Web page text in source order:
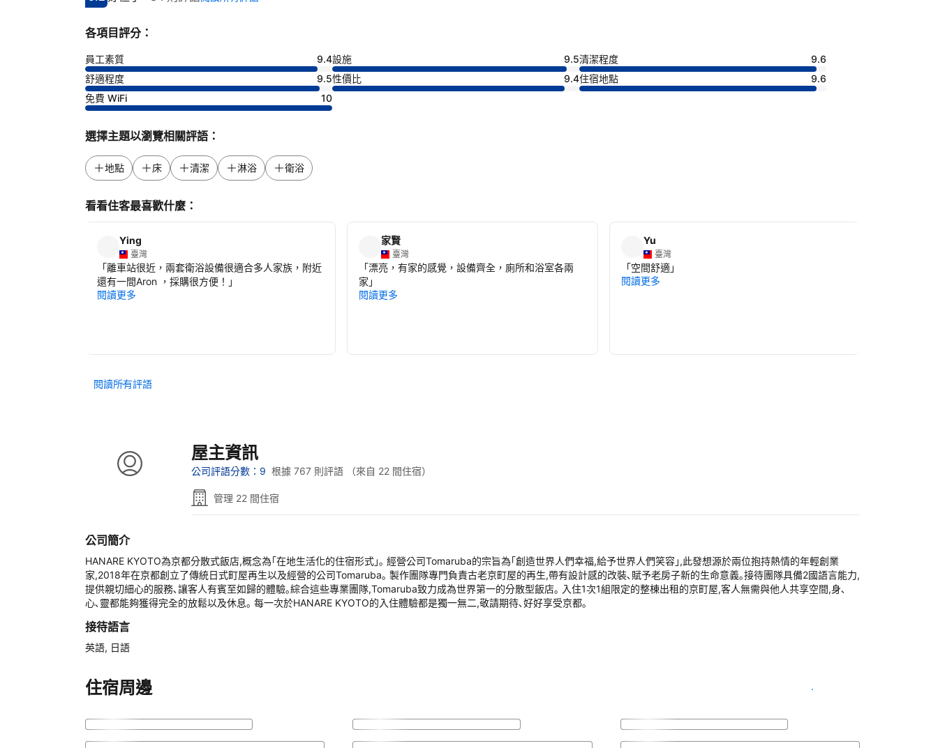
各項目評分：
員工素質 9.4設施 9.5清潔程度
9.6
舒適程度
9.5性價比 9.4住宿地點
9.6
免費 WiFi
10
選擇主題以瀏覽相關評語：
地點 床 清潔 淋浴 衛浴
看看住客最喜歡什麼：
Ying
臺灣
「離車站很近，兩套衛浴設備很適合多人家族，附近
還有一間Aron ，採購很方便！ 」
閱讀更多
家賢
臺灣
「漂亮，有家的感覺，設備齊全，廁所和浴室各兩
家 」
閱讀更多
Yu
臺灣
「空間舒適」
閱讀更多
閱讀所有評語
屋主資訊
公司評語分數：9 根據 767 則評語 （來自 22 間住宿）
管理 22 間住宿
公司簡介
HANARE KYOTO為京都分散式飯店,概念為｢在地生活化的住宿形式｣｡ 經營公司Tomaruba的宗旨為｢創造世界人們幸福,給予世界人們笑容｣,此發想源於兩位抱持熱情的年輕創業
家,2018年在京都創立了傳統日式町屋再生以及經營的公司Tomaruba｡ 製作團隊專門負責古老京町屋的再生,帶有設計感的改裝､賦予老房子新的生命意義｡接待團隊具備2國語言能力,
提供親切細心的服務､讓客人有賓至如歸的體驗｡綜合這些專業團隊,Tomaruba致力成為世界第一的分散型飯店｡ 入住1次1組限定的整棟出租的京町屋,客人無需與他人共享空間,身､
心､靈都能夠獲得完全的放鬆以及休息｡ 每一次於HANARE KYOTO的入住體驗都是獨一無二,敬請期待､好好享受京都｡
接待語言
英語, 日語
住宿周邊 查看客房供應情況